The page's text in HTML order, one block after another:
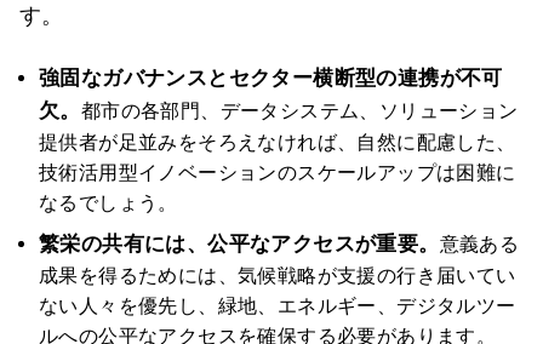
す。
強固なガバナンスとセクター横断型の連携が不可
欠。 都市の各部門、データシステム、ソリューション
提供者が足並みをそろえなければ、自然に配慮した、
技術活用型イノベーションのスケールアップは困難に
なるでしょう。
繁栄の共有には、公平なアクセスが重要。 意義ある
成果を得るためには、気候戦略が支援の行き届いてい
ない人々を優先し、緑地、エネルギー、デジタルツー
ルへの公平なアクセスを確保する必要があります。